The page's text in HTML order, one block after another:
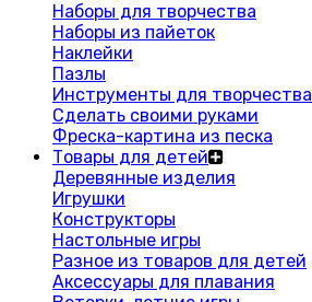
Наборы для творчества
Наборы из пайеток
Наклейки
Пазлы
Инструменты для творчества
Сделать своими руками
Фреска-картина из песка
Товары для детей
Деревянные изделия
Игрушки
Конструкторы
Настольные игры
Разное из товаров для детей
Аксессуары для плавания